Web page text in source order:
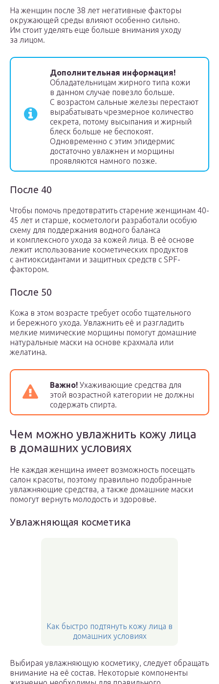
На женщин после 38 лет негативные факторы
окружающей среды влияют особенно сильно.
Им стоит уделять еще больше внимания уходу
за лицом.
Дополнительная информация!
Обладательницам жирного типа кожи
в данном случае повезло больше.
С возрастом сальные железы перестают
вырабатывать чрезмерное количество
секрета, потому высыпания и жирный
блеск больше не беспокоят.
Одновременно с этим эпидермис
достаточно увлажнен и морщины
проявляются намного позже.
После 40
Чтобы помочь предотвратить старение женщинам 40-
45 лет и старше, косметологи разработали особую
схему для поддержания водного баланса
и комплексного ухода за кожей лица. В её основе
лежит использование косметических продуктов
с антиоксидантами и защитных средств с SPF-
фактором.
После 50
Кожа в этом возрасте требует особо тщательного
и бережного ухода. Увлажнить её и разгладить
мелкие мимические морщины помогут домашние
натуральные маски на основе крахмала или
желатина.
Важно! Ухаживающие средства для
этой возрастной категории не должны
содержать спирта.
Чем можно увлажнить кожу лица
в домашних условиях
Не каждая женщина имеет возможность посещать
салон красоты, поэтому правильно подобранные
увлажняющие средства, а также домашние маски
помогут вернуть молодость и здоровье.
Увлажняющая косметика
Как быстро подтянуть кожу лица в
домашних условиях
Выбирая увлажняющую косметику, следует обращать
внимание на её состав. Некоторые компоненты